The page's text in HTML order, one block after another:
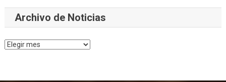
Archivo de Noticias
Archivo